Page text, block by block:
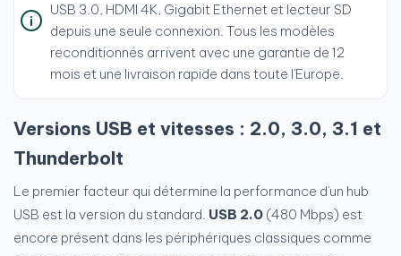
USB 3.0, HDMI 4K, Gigabit Ethernet et lecteur SD
depuis une seule connexion. Tous les modèles
reconditionnés arrivent avec une garantie de 12
mois et une livraison rapide dans toute l'Europe.
Versions USB et vitesses : 2.0, 3.0, 3.1 et
Thunderbolt
Le premier facteur qui détermine la performance d'un hub
USB est la version du standard. USB 2.0 (480 Mbps) est
encore présent dans les périphériques classiques comme